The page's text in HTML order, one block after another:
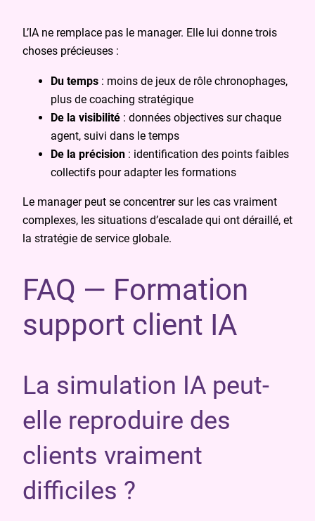
L’IA ne remplace pas le manager. Elle lui donne trois
choses précieuses :
Du temps : moins de jeux de rôle chronophages,
plus de coaching stratégique
De la visibilité : données objectives sur chaque
agent, suivi dans le temps
De la précision : identification des points faibles
collectifs pour adapter les formations
Le manager peut se concentrer sur les cas vraiment
complexes, les situations d’escalade qui ont déraillé, et
la stratégie de service globale.
FAQ — Formation
support client IA
La simulation IA peut-
elle reproduire des
clients vraiment
difficiles ?